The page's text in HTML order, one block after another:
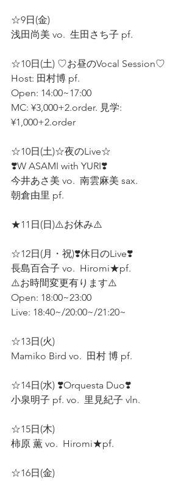
☆9日(金)
浅田尚美 vo.  生田さち子 pf.
☆10日(土) ♡お昼のVocal Session♡
Host: 田村博 pf.
Open: 14:00~17:00
MC: ¥3,000+2.order. 見学:
¥1,000+2.order
☆10日(土)☆夜のLive☆
❣️W ASAMI with YURI❣️
今井あさ美 vo.  南雲麻美 sax.
朝倉由里 pf.
★11日(日)⚠️お休み⚠️
☆12日(月・祝)❣️休日のLive❣️
長島百合子 vo.  Hiromi★pf.
⚠️お時間変更有ります⚠️
Open: 18:00~23:00
Live: 18:40~/20:00~/21:20~
☆13日(火)
Mamiko Bird vo.  田村 博 pf.
☆14日(水) ❣️Orquesta Duo❣️
小泉明子 pf. vo.  里見紀子 vln.
☆15日(木)
柿原 薫 vo.  Hiromi★pf.
☆16日(金)